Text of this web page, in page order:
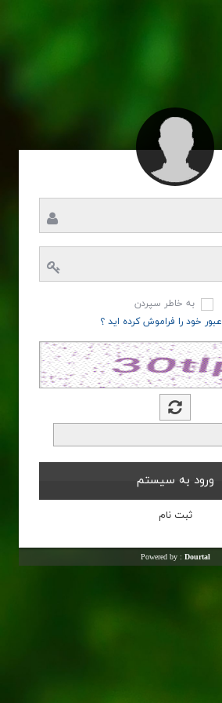
به خاطر سپردن
عبور خود را فراموش کرده اید ؟
Powered by : Dourtal